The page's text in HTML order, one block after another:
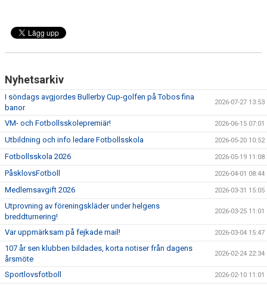
Nyhetsarkiv
I söndags avgjordes Bullerby Cup-golfen på Tobos fina
banor
2026-07-27 13:53
VM- och Fotbollsskolepremiär! 2026-06-15 07:01
Utbildning och info ledare Fotbollsskola 2026-05-20 10:52
Fotbollsskola 2026 2026-05-19 11:08
PåsklovsFotboll 2026-04-01 08:44
Medlemsavgift 2026 2026-03-31 15:05
Utprovning av föreningskläder under helgens
breddturnering!
2026-03-25 11:01
Var uppmärksam på fejkade mail! 2026-03-04 15:47
107 år sen klubben bildades, korta notiser från dagens
årsmöte
2026-02-24 22:34
Sportlovsfotboll 2026-02-10 11:01